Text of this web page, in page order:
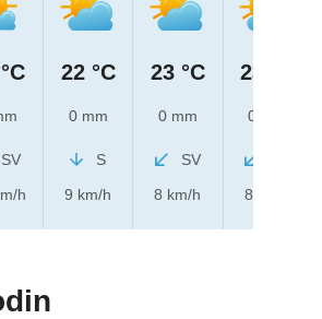
SV
h
22 °C
0 mm
S
9 km/h
23 °C
0 mm
SV
8 km/h
23 °C
0 mm
8 km/h